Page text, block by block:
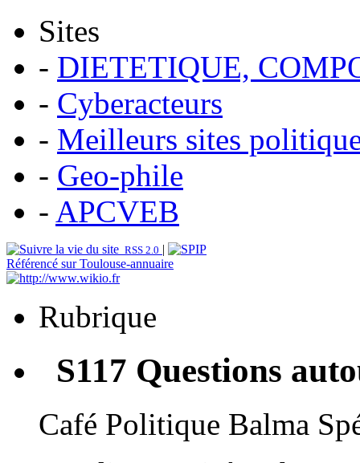
Sites
- DIETETIQUE,
- Cyberacteurs
- Meilleurs sites
- Geo-phile
- APCVEB
RSS 2.0 |
Référencé sur Toulouse-annuaire
Rubrique
S117 Questions
Café Politique Balma